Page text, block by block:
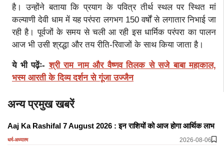
है। उन्होंने बताया कि प्रयाग के पवित्र तीर्थ स्थल पर स्थित मां
कल्याणी देवी धाम में यह परंपरा लगभग 150 वर्षों से लगातार निभाई जा
रही है। पूर्वजों के समय से चली आ रही इस धार्मिक परंपरा का पालन
आज भी उसी श्रद्धा और तय रीति-रिवाजों के साथ किया जाता है।
ये भी पढ़ेंः-श्री राम नाम और वैष्णव तिलक से सजे बाबा महाकाल,
भस्म आरती के दिव्य दर्शन से गूंजा उज्जैन
अन्य प्रमुख खबरें
Aaj Ka Rashifal 7 August 2026 : इन राशियों को आज होगा आर्थिक लाभ
धर्म-अध्यात्म 2026-08-06